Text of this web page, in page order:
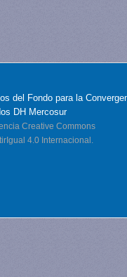
del Fondo para la
DH Mercosur
Creative Commons
4.0 Internacional.